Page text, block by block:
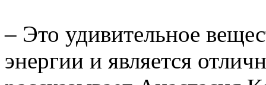
– Это удивительное
энергии и является